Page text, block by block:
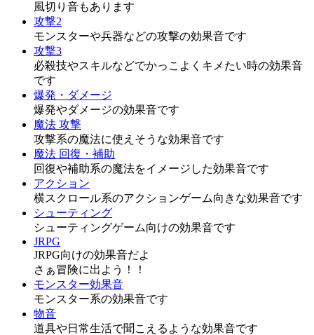
風切り音もあります
攻撃2
モンスターや兵器などの攻撃の効果音です
攻撃3
必殺技やスキルなどでかっこよくキメたい時の効果音
です
爆発・ダメージ
爆発やダメージの効果音です
魔法 攻撃
攻撃系の魔法に使えそうな効果音です
魔法 回復・補助
回復や補助系の魔法をイメージした効果音です
アクション
横スクロール系のアクションゲーム向きな効果音です
シューティング
シューティングゲーム向けの効果音です
JRPG
JRPG向けの効果音だよ
さぁ冒険に出よう！！
モンスター効果音
モンスター系の効果音です
物音
道具や日常生活で聞こえるような効果音です